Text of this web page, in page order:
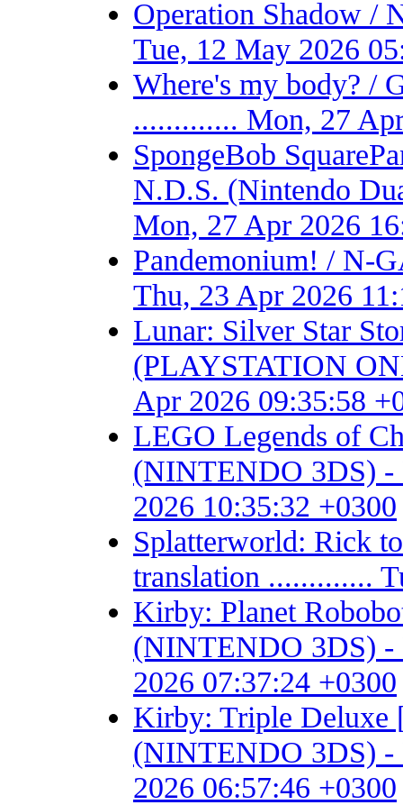
Operation Shadow
Tue, 12 May 2026
Where's my body? /
............. Mon, 27
SpongeBob
N.D.S. (Nintendo
Mon, 27 Apr 2026
Pandemonium! / N-
Thu, 23 Apr 2026
Lunar: Silver Star
(PLAYSTATION
Apr 2026 09:35:58
LEGO Legends of
(NINTENDO 3DS) -
2026 10:35:32 +0300
Splatterworld: Rick
translation .............
Kirby: Planet
(NINTENDO 3DS) -
2026 07:37:24 +0300
Kirby: Triple
(NINTENDO 3DS) -
2026 06:57:46 +0300